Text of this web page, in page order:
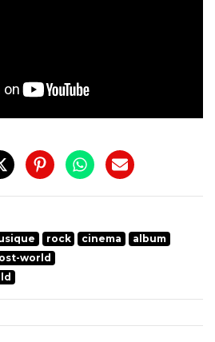
rock cinema
album
world